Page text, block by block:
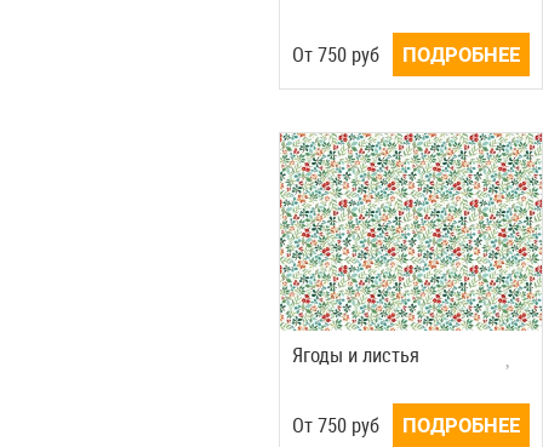
Oт750руб ПОДРОБНЕЕ
Ягоды и листья
Oт750руб ПОДРОБНЕЕ